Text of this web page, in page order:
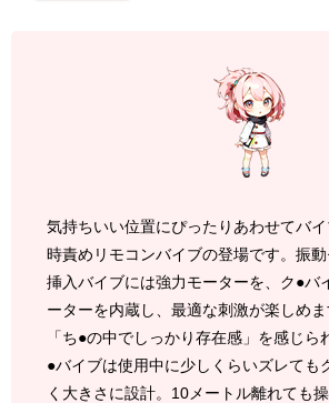
気持ちいい位置にぴったりあわせてバ
時責めリモコンバイブの登場です。振動
挿入バイブには強力モーターを、ク●バ
ーターを内蔵し、最適な刺激が楽しめ
「ち●の中でしっかり存在感」を感じら
●バイブは使用中に少しくらいズレても
く大きさに設計。10メートル離れても